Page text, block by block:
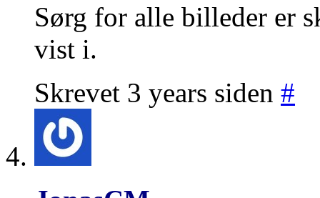
Sørg for alle billeder er
vist i.
Skrevet 3 years siden #